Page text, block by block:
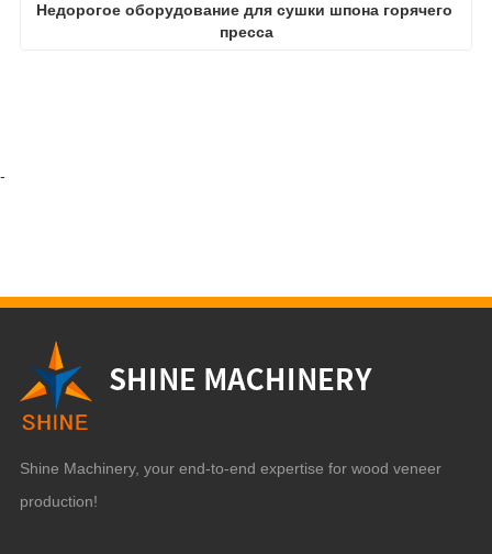
Недорогое оборудование для сушки шпона горячего
пресса
-
Shine Machinery, your end-to-end expertise for wood veneer
production!